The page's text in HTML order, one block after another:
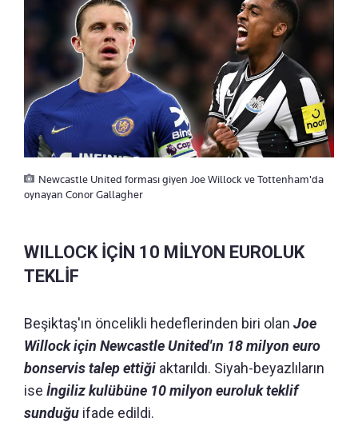
Newcastle United forması giyen Joe Willock ve Tottenham'da
oynayan Conor Gallagher
WILLOCK İÇİN 10 MİLYON EUROLUK
TEKLİF
Beşiktaş'ın öncelikli hedeflerinden biri olan Joe
Willock için Newcastle United'ın 18 milyon euro
bonservis talep ettiği aktarıldı. Siyah-beyazlıların
ise İngiliz kulübüne 10 milyon euroluk teklif
sunduğu ifade edildi.